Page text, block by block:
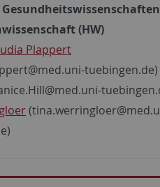
(HW)
Plappert
tuebingen.de)